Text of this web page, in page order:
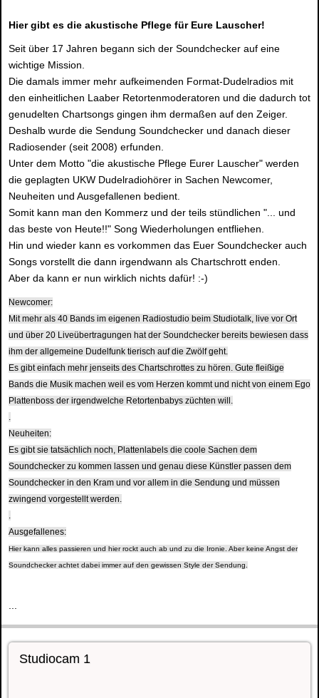
Hier gibt es die akustische Pflege für Eure Lauscher!
Seit über 17 Jahren begann sich der Soundchecker auf eine
wichtige Mission.
Die damals immer mehr aufkeimenden Format-Dudelradios mit
den einheitlichen Laaber Retortenmoderatoren und die dadurch tot
genudelten Chartsongs gingen ihm dermaßen auf den Zeiger.
Deshalb wurde die Sendung Soundchecker und danach dieser
Radiosender (seit 2008) erfunden.
Unter dem Motto "die akustische Pflege Eurer Lauscher" werden
die geplagten UKW Dudelradiohörer in Sachen Newcomer,
Neuheiten und Ausgefallenen bedient.
Somit kann man den Kommerz und der teils stündlichen "... und
das beste von Heute!!" Song Wiederholungen entfliehen.
Hin und wieder kann es vorkommen das Euer Soundchecker auch
Songs vorstellt die dann irgendwann als Chartschrott enden.
Aber da kann er nun wirklich nichts dafür! :-)
Newcomer:
Mit mehr als 40 Bands im eigenen Radiostudio beim Studiotalk, live vor Ort
und über 20 Liveübertragungen hat der Soundchecker bereits bewiesen dass
ihm der allgemeine Dudelfunk tierisch auf die Zwölf geht.
Es gibt einfach mehr jenseits des Chartschrottes zu hören. Gute fleißige
Bands die Musik machen weil es vom Herzen kommt und nicht von einem Ego
Plattenboss der irgendwelche Retortenbabys züchten will.
.
Neuheiten:
Es gibt sie tatsächlich noch, Plattenlabels die coole Sachen dem
Soundchecker zu kommen lassen und genau diese Künstler passen dem
Soundchecker in den Kram und vor allem in die Sendung und müssen
zwingend vorgestellt werden.
.
Ausgefallenes:
Hier kann alles passieren und hier rockt auch ab und zu die Ironie. Aber keine Angst der
Soundchecker achtet dabei immer auf den gewissen Style der Sendung.
Studiocam 1